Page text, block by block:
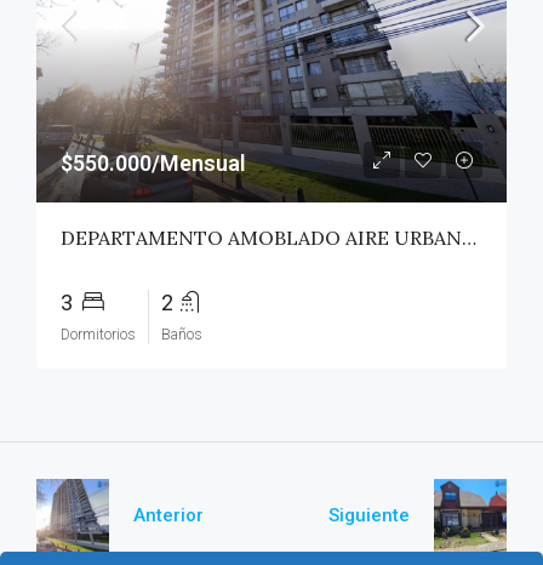
$550.000/Mensual
DEPARTAMENTO AMOBLADO AIRE URBANO (PAZ) – TALCA
3
Dormitorios
2
Baños
Anterior Siguiente